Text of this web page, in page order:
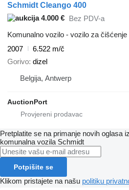
Schmidt Cleango 400
4.000 € Bez PDV-a
Komunalno vozilo - vozilo za čišćenje
2007
6.522 m/č
Gorivo dizel
Belgija, Antwerp
AuctionPort
Pretplatite se na primanje novih oglasa
komunalna vozila Schmidt
Potpišite se
Klikom pristajete na našu politiku